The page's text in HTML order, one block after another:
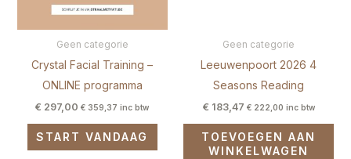
Geen categorie
Crystal Facial Training –
ONLINE programma
€ 297,00 € 359,37 inc btw
START VANDAAG
Geen categorie
Leeuwenpoort 2026 4
Seasons Reading
€ 183,47 €222,00 inc btw
TOEVOEGEN AAN
WINKELWAGEN